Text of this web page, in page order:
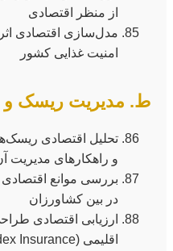
از منظر اقتصادی
مدل‌سازی اقتصادی
امنیت غذایی کشور
ط. مدیریت ریسک و
تحلیل اقتصادی
و راهکارهای مدیریت
بررسی موانع
در بین کشاورزان
ارزیابی اقتصادی
اقلیمی (Index Insurance)